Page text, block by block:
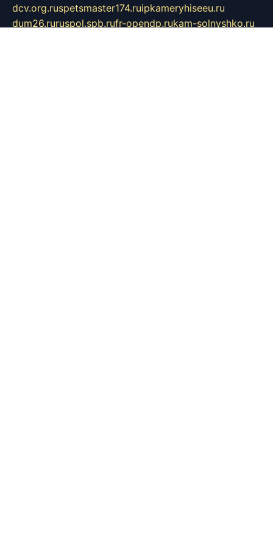
dcv.org.ruspetsmaster174.ruipkameryhiseeu.ru
dum26.ruruspol.spb.rufr-opendp.rukam-solnyshko.ru